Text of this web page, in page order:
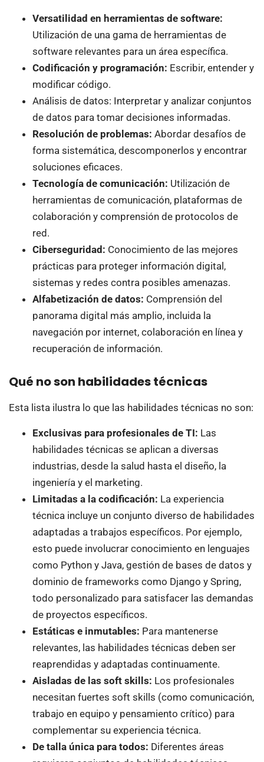
Versatilidad en herramientas de software:
Utilización de una gama de herramientas de
software relevantes para un área específica.
Codificación y programación: Escribir, entender y
modificar código.
Análisis de datos: Interpretar y analizar conjuntos
de datos para tomar decisiones informadas.
Resolución de problemas: Abordar desafíos de
forma sistemática, descomponerlos y encontrar
soluciones eficaces.
Tecnología de comunicación: Utilización de
herramientas de comunicación, plataformas de
colaboración y comprensión de protocolos de
red.
Ciberseguridad: Conocimiento de las mejores
prácticas para proteger información digital,
sistemas y redes contra posibles amenazas.
Alfabetización de datos: Comprensión del
panorama digital más amplio, incluida la
navegación por internet, colaboración en línea y
recuperación de información.
Qué no son habilidades técnicas
Esta lista ilustra lo que las habilidades técnicas no son:
Exclusivas para profesionales de TI: Las
habilidades técnicas se aplican a diversas
industrias, desde la salud hasta el diseño, la
ingeniería y el marketing.
Limitadas a la codificación: La experiencia
técnica incluye un conjunto diverso de habilidades
adaptadas a trabajos específicos. Por ejemplo,
esto puede involucrar conocimiento en lenguajes
como Python y Java, gestión de bases de datos y
dominio de frameworks como Django y Spring,
todo personalizado para satisfacer las demandas
de proyectos específicos.
Estáticas e inmutables: Para mantenerse
relevantes, las habilidades técnicas deben ser
reaprendidas y adaptadas continuamente.
Aisladas de las soft skills: Los profesionales
necesitan fuertes soft skills (como comunicación,
trabajo en equipo y pensamiento crítico) para
complementar su experiencia técnica.
De talla única para todos: Diferentes áreas